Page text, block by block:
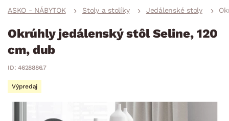
ASKO - NÁBYTOK Stoly a stolíky Jedálenské stoly
Okrúhly jedálenský stôl Seline, 120
cm, dub
ID: 4628886.7
Výpredaj